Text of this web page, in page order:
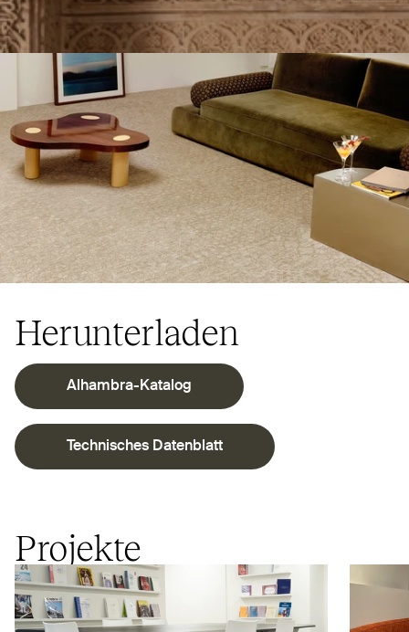
Herunterladen
Alhambra-Katalog
Tech­nisches Datenblatt
Projekte